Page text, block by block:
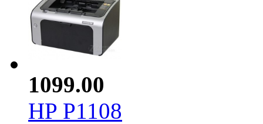
1099.00
HP P1108